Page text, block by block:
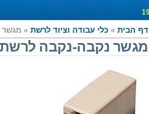
דף הבית » כלי עבודה וציוד לרשת » מגשר
מגשר נקבה-נקבה